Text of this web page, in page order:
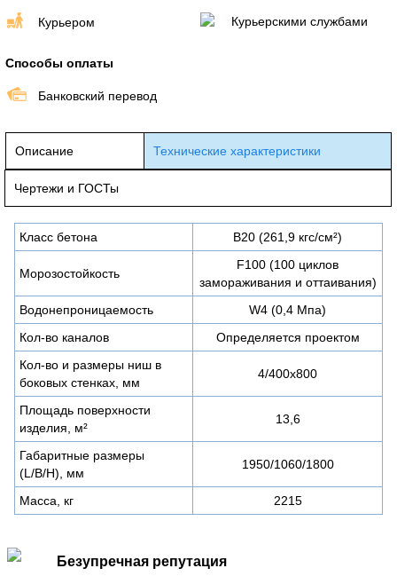
Курьером Курьерскими службами
Способы оплаты
Банковский перевод
Описание Технические характеристики
Чертежи и ГОСТы
Класс бетона В20 (261,9 кгс/см²)
Морозостойкость
F100 (100 циклов
замораживания и оттаивания)
Водонепроницаемость
W4 (0,4 Мпа)
Кол-во каналов
Определяется проектом
Кол-во и размеры ниш в
боковых стенках, мм
4/400х800
Площадь поверхности
изделия, м²
13,6
Габаритные размеры
(L/B/H), мм
1950/1060/1800
Масса, кг 2215
Безупречная репутация